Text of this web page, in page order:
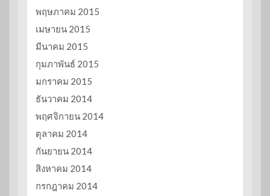
พฤษภาคม 2015
เมษายน 2015
มีนาคม 2015
กุมภาพันธ์ 2015
มกราคม 2015
ธันวาคม 2014
พฤศจิกายน 2014
ตุลาคม 2014
กันยายน 2014
สิงหาคม 2014
กรกฎาคม 2014